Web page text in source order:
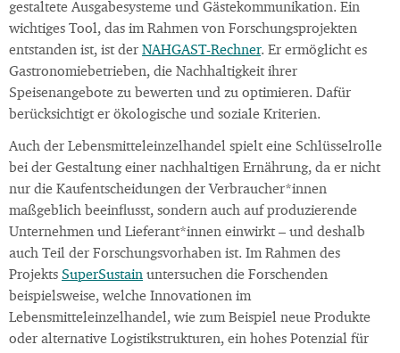
gestaltete Ausgabesysteme und Gästekommunikation. Ein
wichtiges Tool, das im Rahmen von Forschungsprojekten
entstanden ist, ist der NAHGAST-Rechner. Er ermöglicht es
Gastronomiebetrieben, die Nachhaltigkeit ihrer
Speisenangebote zu bewerten und zu optimieren. Dafür
berücksichtigt er ökologische und soziale Kriterien.
Auch der Lebensmitteleinzelhandel spielt eine Schlüsselrolle
bei der Gestaltung einer nachhaltigen Ernährung, da er nicht
nur die Kaufentscheidungen der Verbraucher*innen
maßgeblich beeinflusst, sondern auch auf produzierende
Unternehmen und Lieferant*innen einwirkt – und deshalb
auch Teil der Forschungsvorhaben ist. Im Rahmen des
Projekts SuperSustain untersuchen die Forschenden
beispielsweise, welche Innovationen im
Lebensmitteleinzelhandel, wie zum Beispiel neue Produkte
oder alternative Logistikstrukturen, ein hohes Potenzial für